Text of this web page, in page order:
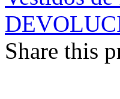
Share this